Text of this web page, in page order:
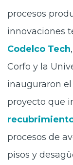
procesos
innovaciones
Codelco Tech
Corfo y la
inauguraron
proyecto que
procesos de
pisos y